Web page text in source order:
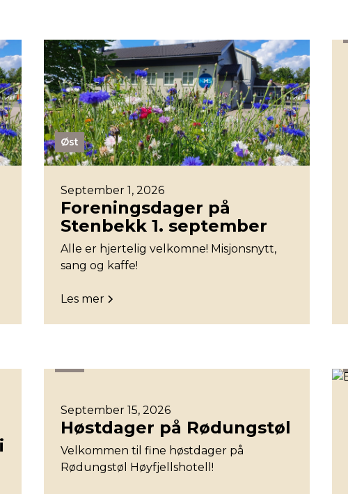
Øst
September 1, 2026
Foreningsdager på
Stenbekk 1. september
Alle er hjertelig velkomne! Misjonsnytt,
sang og kaffe!
Les mer
September 15, 2026
Høstdager på Rødungstøl
Velkommen til fine høstdager på
Rødungstøl Høyfjellshotell!